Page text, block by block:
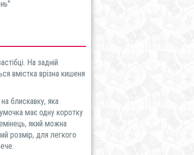
На задній
вмістка врізна кишеня
блискавку, яка
має одну коротку
який можна
розмір, для легкого